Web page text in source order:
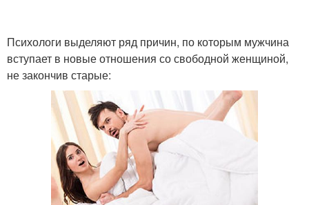
Психологи выделяют ряд причин, по которым мужчина
вступает в новые отношения со свободной женщиной,
не закончив старые: